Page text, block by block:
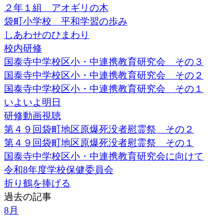
２年１組 アオギリの木
袋町小学校 平和学習の歩み
しあわせのひまわり
校内研修
国泰寺中学校区小・中連携教育研究会 その３
国泰寺中学校区小・中連携教育研究会 その２
国泰寺中学校区小・中連携教育研究会 その１
いよいよ明日
研修動画視聴
第４９回袋町地区原爆死没者慰霊祭 その２
第４９回袋町地区原爆死没者慰霊祭 その１
国泰寺中学校区小・中連携教育研究会に向けて
令和8年度学校保健委員会
折り鶴を捧げる
過去の記事
8月